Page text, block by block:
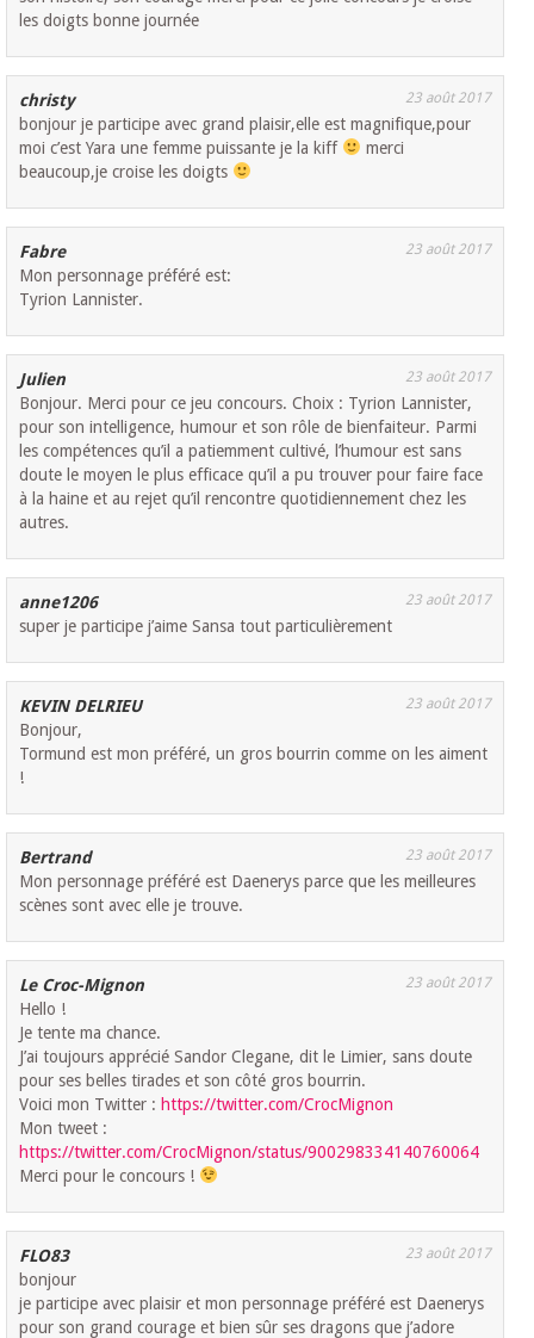
les doigts bonne journée
christy 23 août 2017
bonjour je participe avec grand plaisir,elle est magnifique,pour
moi c’est Yara une femme puissante je la kiff
merci
beaucoup,je croise les doigts
Fabre 23 août 2017
Mon personnage préféré est:
Tyrion Lannister.
Julien 23 août 2017
Bonjour. Merci pour ce jeu concours. Choix : Tyrion Lannister,
pour son intelligence, humour et son rôle de bienfaiteur. Parmi
les compétences qu’il a patiemment cultivé, l’humour est sans
doute le moyen le plus efficace qu’il a pu trouver pour faire face
à la haine et au rejet qu’il rencontre quotidiennement chez les
autres.
anne1206 23 août 2017
super je participe j’aime Sansa tout particulièrement
KEVIN DELRIEU 23 août 2017
Bonjour,
Tormund est mon préféré, un gros bourrin comme on les aiment
!
Bertrand 23 août 2017
Mon personnage préféré est Daenerys parce que les meilleures
scènes sont avec elle je trouve.
Le Croc-Mignon 23 août 2017
Hello !
Je tente ma chance.
J’ai toujours apprécié Sandor Clegane, dit le Limier, sans doute
pour ses belles tirades et son côté gros bourrin.
Voici mon Twitter : https://twitter.com/CrocMignon
Mon tweet :
https://twitter.com/CrocMignon/status/900298334140760064
Merci pour le concours !
FLO83 23 août 2017
bonjour
je participe avec plaisir et mon personnage préféré est Daenerys
pour son grand courage et bien sûr ses dragons que j’adore